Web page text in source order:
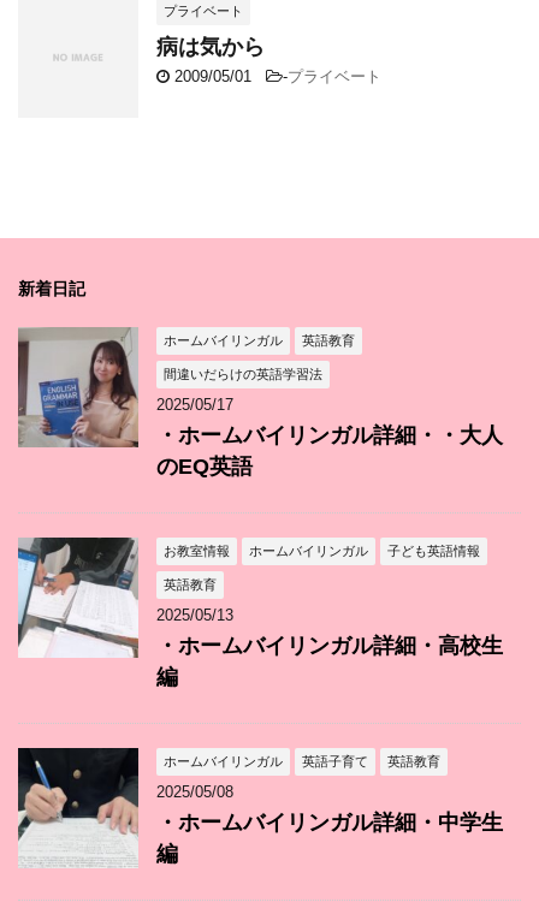
プライベート
病は気から
2009/05/01 -プライベート
新着日記
ホームバイリンガル 英語教育
間違いだらけの英語学習法
2025/05/17
・ホームバイリンガル詳細・・大人
のEQ英語
お教室情報 ホームバイリンガル 子ども英語情報
英語教育
2025/05/13
・ホームバイリンガル詳細・高校生
編
ホームバイリンガル 英語子育て 英語教育
2025/05/08
・ホームバイリンガル詳細・中学生
編